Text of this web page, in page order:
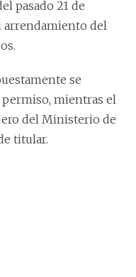
pasado 21 de
arrendamiento del
se
permiso, mientras el
del Ministerio de
titular.